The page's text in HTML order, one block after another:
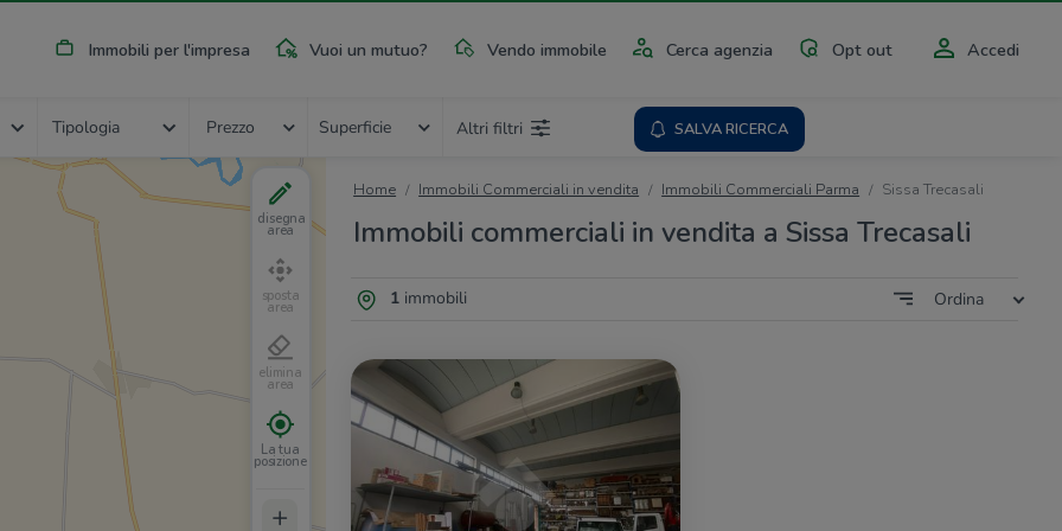
Immobili per l'impresa Vuoi un mutuo? Vendo immobile Cerca agenzia Opt out Accedi
Tipologia Prezzo Superficie Altri filtri SALVA RICERCA
Home Immobili Commerciali in vendita Immobili Commerciali Parma Sissa Trecasali
Immobili commerciali in vendita a Sissa Trecasali
1immobili Ordina
disegna
area
sposta
area
elimina
area
La tua
posizione
+